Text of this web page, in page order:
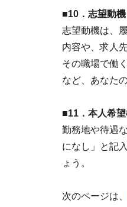
■10．志望動機
志望動機は、
内容や、求人
その職場で働
など、あなた
■11．本人希望
勤務地や待遇
になし」と記
ょう。
次のページは、